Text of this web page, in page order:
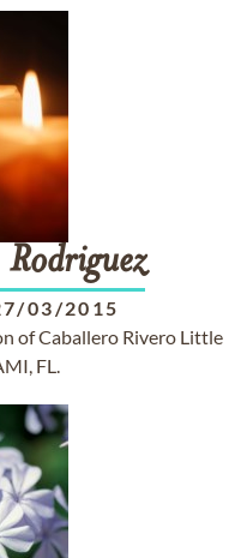
Rodriguez
03/2015
of Caballero Rivero Little
FL.